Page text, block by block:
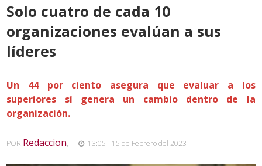
Solo cuatro de cada 10
organizaciones evalúan a sus
líderes
Un 44 por ciento asegura que evaluar a los
superiores sí genera un cambio dentro de la
organización.
POR Redaccion, 13:05 - 15 de Febrero del 2023